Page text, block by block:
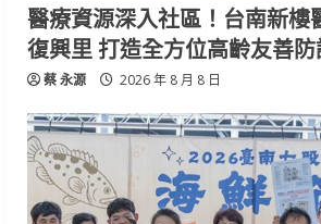
醫療資源深入社區！台南新樓
復興里 打造全方位高齡友善
蔡 永源 2026 年 8 月 8 日